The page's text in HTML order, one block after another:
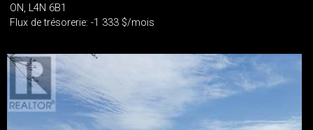
ON, L4N 6B1
Flux de trésorerie: -1 333 $/mois